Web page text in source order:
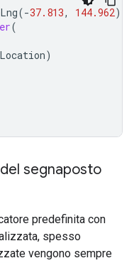
(-37.813, 144.962)
(
)
segnaposto
predefinita con
spesso
vengono sempre